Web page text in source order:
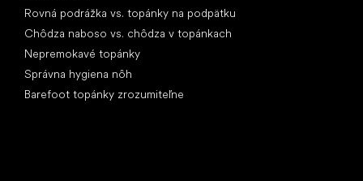
Rovná podrážka vs. topánky na podpätku
Chôdza naboso vs. chôdza v topánkach
Nepremokavé topánky
Správna hygiena nôh
Barefoot topánky zrozumiteľne